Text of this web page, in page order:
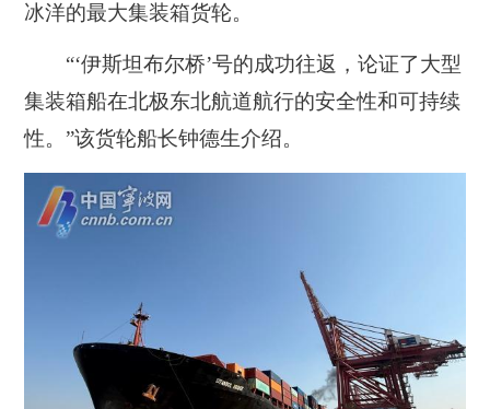
冰洋的最大集装箱货轮。
“‘伊斯坦布尔桥’号的成功往返，论证了大型
集装箱船在北极东北航道航行的安全性和可持续
性。”该货轮船长钟德生介绍。